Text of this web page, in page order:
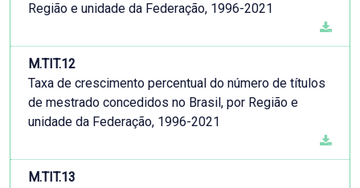
Região e unidade da Federação, 1996-2021
M.TIT.12
Taxa de crescimento percentual do número de títulos
de mestrado concedidos no Brasil, por Região e
unidade da Federação, 1996-2021
M.TIT.13